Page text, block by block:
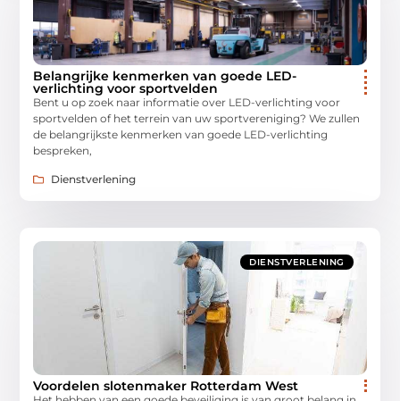
Belangrijke kenmerken van goede LED-
verlichting voor sportvelden
Bent u op zoek naar informatie over LED-verlichting voor
sportvelden of het terrein van uw sportvereniging? We zullen
de belangrijkste kenmerken van goede LED-verlichting
bespreken,
Dienstverlening
DIENSTVERLENING
Voordelen slotenmaker Rotterdam West